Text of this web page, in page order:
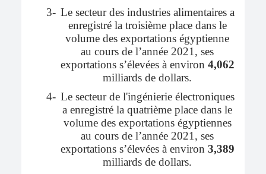
3- Le secteur des industries alimentaires a
enregistré la troisième place dans le
volume des exportations égyptienne
au cours de l’année 2021, ses
exportations s’élevées à environ 4,062
milliards de dollars.
4- Le secteur de l'ingénierie électroniques
a enregistré la quatrième place dans le
volume des exportations égyptiennes
au cours de l’année 2021, ses
exportations s’élevées à environ 3,389
milliards de dollars.